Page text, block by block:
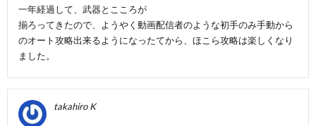
一年経過して、武器とこころが
揃ろってきたので、ようやく動画配信者のような初手のみ手動から
のオート攻略出来るようになったてから、ほこら攻略は楽しくなり
ました。
takahiro K